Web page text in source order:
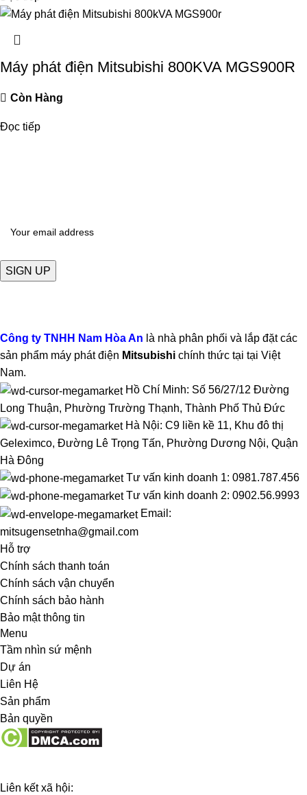
Máy phát điện Mitsubishi 800KVA MGS900R
Còn Hàng
Đọc tiếp
Công ty TNHH Nam Hòa An là nhà phân phối và lắp đặt các
sản phẩm máy phát điện Mitsubishi chính thức tại tại Việt
Nam.
Hồ Chí Minh: Số 56/27/12 Đường
Long Thuận, Phường Trường Thạnh, Thành Phố Thủ Đức
Hà Nội: C9 liền kề 11, Khu đô thị
Geleximco, Đường Lê Trọng Tấn, Phường Dương Nội, Quận
Hà Đông
Tư vấn kinh doanh 1: 0981.787.456
Tư vấn kinh doanh 2: 0902.56.9993
Email:
mitsugensetnha@gmail.com
Hỗ trợ
Chính sách thanh toán
Chính sách vận chuyển
Chính sách bảo hành
Bảo mật thông tin
Menu
Tầm nhìn sứ mệnh
Dự án
Liên Hệ
Sản phẩm
Bản quyền
Liên kết xã hội: